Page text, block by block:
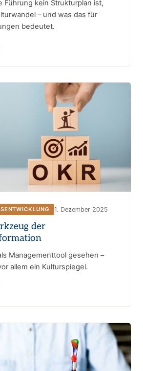
Führung kein Strukturplan ist,
– und was das für
bedeutet.
1. Dezember 2025
der
Managementtool gesehen –
allem ein Kulturspiegel.